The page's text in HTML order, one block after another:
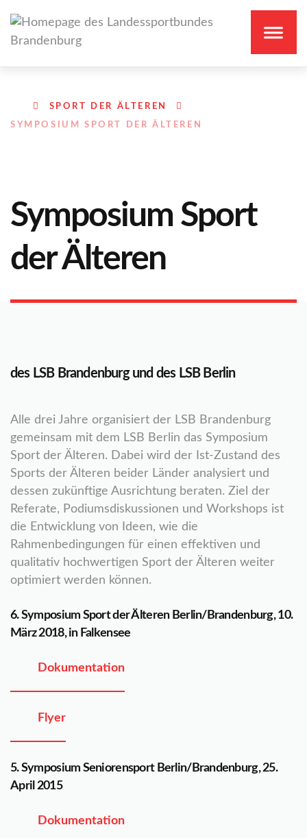
SPORT DER ÄLTEREN
SYMPOSIUM SPORT DER ÄLTEREN
Symposium Sport
der Älteren
des LSB Brandenburg und des LSB Berlin
Alle drei Jahre organisiert der LSB Brandenburg
gemeinsam mit dem LSB Berlin das Symposium
Sport der Älteren. Dabei wird der Ist-Zustand des
Sports der Älteren beider Länder analysiert und
dessen zukünftige Ausrichtung beraten. Ziel der
Referate, Podiumsdiskussionen und Workshops ist
die Entwicklung von Ideen, wie die
Rahmenbedingungen für einen effektiven und
qualitativ hochwertigen Sport der Älteren weiter
optimiert werden können.
6. Symposium Sport der Älteren Berlin/Brandenburg, 10.
März 2018, in Falkensee
Dokumentation
Flyer
5. Symposium Seniorensport Berlin/Brandenburg, 25.
April 2015
Dokumentation